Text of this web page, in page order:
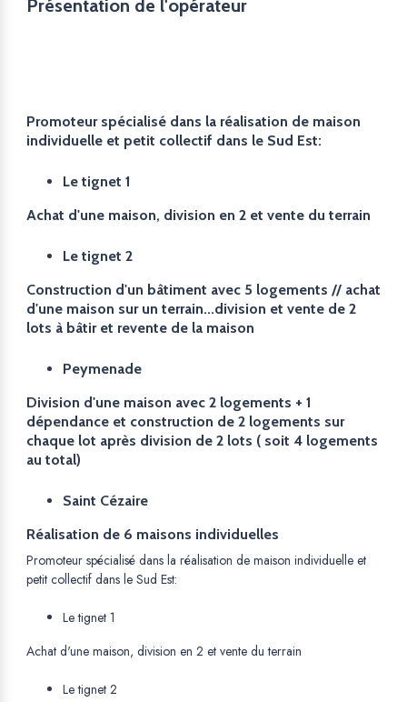
Présentation de l'opérateur
Promoteur spécialisé dans la réalisation de maison
individuelle et petit collectif dans le Sud Est:
Le tignet 1
Achat d'une maison, division en 2 et vente du terrain
Le tignet 2
Construction d'un bâtiment avec 5 logements // achat
d'une maison sur un terrain...division et vente de 2
lots à bâtir et revente de la maison
Peymenade
Division d'une maison avec 2 logements + 1
dépendance et construction de 2 logements sur
chaque lot après division de 2 lots ( soit 4 logements
au total)
Saint Cézaire
Réalisation de 6 maisons individuelles
Promoteur spécialisé dans la réalisation de maison individuelle et
petit collectif dans le Sud Est:
Le tignet 1
Achat d'une maison, division en 2 et vente du terrain
Le tignet 2